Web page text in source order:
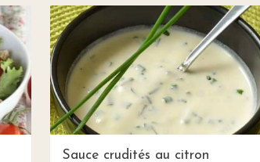
Sauce crudités au citron